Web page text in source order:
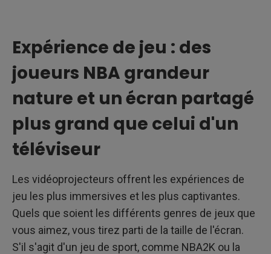
Expérience de jeu : des
joueurs NBA grandeur
nature et un écran partagé
plus grand que celui d'un
téléviseur
Les vidéoprojecteurs offrent les expériences de
jeu les plus immersives et les plus captivantes.
Quels que soient les différents genres de jeux que
vous aimez, vous tirez parti de la taille de l'écran.
S'il s'agit d'un jeu de sport, comme NBA2K ou la